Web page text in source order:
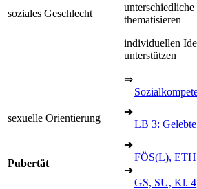
soziales Geschlecht
thematisieren
individuellen
unterstützen
⇒
sexuelle Orientierung
➔
LB 3:
Pubertät
➔
FÖS(L),
➔
GS, SU, Kl.